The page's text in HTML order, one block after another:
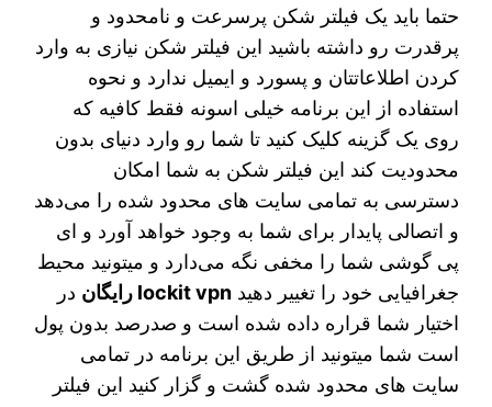
حتما باید یک فیلتر شکن پرسرعت و نامحدود و
پرقدرت رو داشته باشید این فیلتر شکن نیازی به وارد
کردن اطلاعاتتان و پسورد و ایمیل ندارد و نحوه
استفاده از این برنامه خیلی اسونه فقط کافیه که
روی یک گزینه کلیک کنید تا شما رو وارد دنیای بدون
محدودیت کند این فیلتر شکن به شما امکان
دسترسی به تمامی سایت های محدود شده را می‌دهد
و اتصالی پایدار برای شما به وجود خواهد آورد و ای
پی گوشی شما را مخفی نگه می‌دارد و میتونید محیط
جغرافیایی خود را تغییر دهیدlockit vpn رایگان
در
اختیار شما قراره داده شده است و صدرصد بدون پول
است شما میتونید از طریق این برنامه در تمامی
سایت های محدود شده گشت و گزار کنید این فیلتر